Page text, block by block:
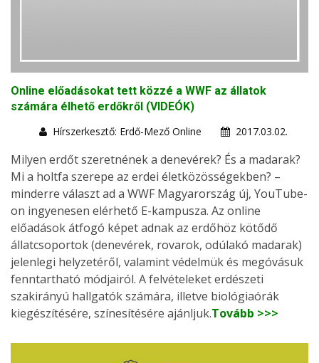
Online előadásokat tett közzé a WWF az állatok
számára élhető erdőkről (VIDEÓK)
Hírszerkesztő: Erdő-Mező Online
2017.03.02.
Milyen erdőt szeretnének a denevérek? És a madarak?
Mi a holtfa szerepe az erdei életközösségekben? –
minderre választ ad a WWF Magyarország új, YouTube-
on ingyenesen elérhető E-kampusza. Az online
előadások átfogó képet adnak az erdőhöz kötődő
állatcsoportok (denevérek, rovarok, odúlakó madarak)
jelenlegi helyzetéről, valamint védelmük és megóvásuk
fenntartható módjairól. A felvételeket erdészeti
szakirányú hallgatók számára, illetve biológiaórák
kiegészítésére, színesítésére ajánljuk.Tovább >>>